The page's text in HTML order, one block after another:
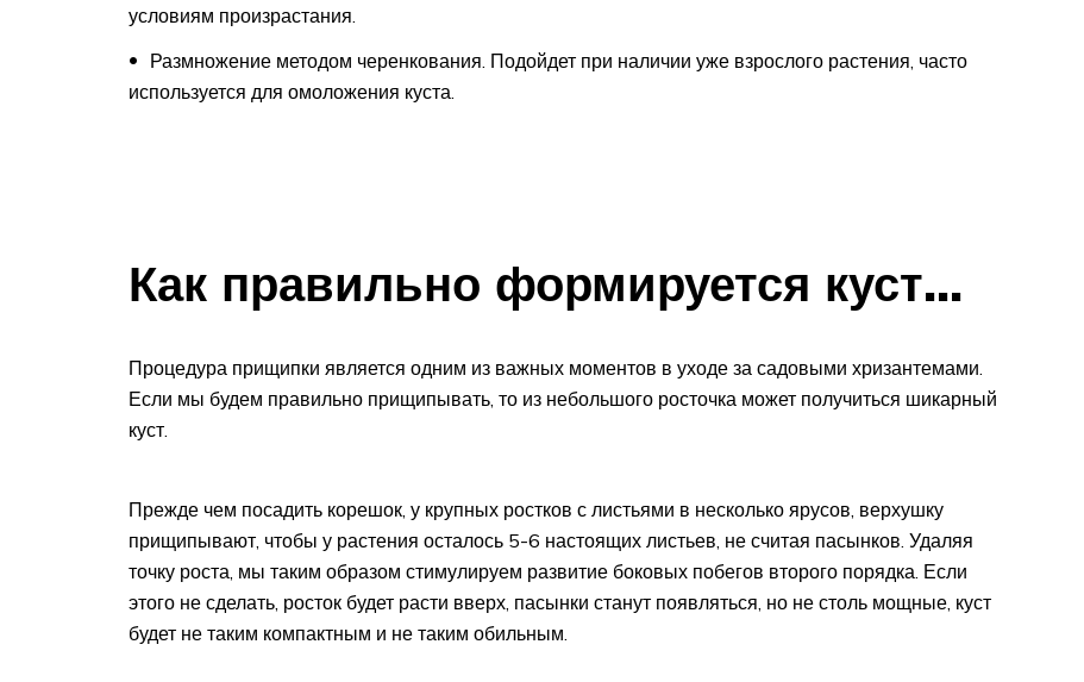
условиям произрастания.
Размножение методом черенкования. Подойдет при наличии уже взрослого растения, часто
используется для омоложения куста.
Как правильно формируется куст…
Процедура прищипки является одним из важных моментов в уходе за садовыми хризантемами.
Если мы будем правильно прищипывать, то из небольшого росточка может получиться шикарный
куст.
Прежде чем посадить корешок, у крупных ростков с листьями в несколько ярусов, верхушку
прищипывают, чтобы у растения осталось 5-6 настоящих листьев, не считая пасынков. Удаляя
точку роста, мы таким образом стимулируем развитие боковых побегов второго порядка. Если
этого не сделать, росток будет расти вверх, пасынки станут появляться, но не столь мощные, куст
будет не таким компактным и не таким обильным.